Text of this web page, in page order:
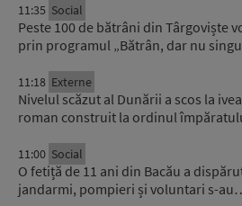
11:35 Social
Peste 100 de bătrâni din Târgoviște
prin programul „Bătrân, dar nu
11:18 Externe
Nivelul scăzut al Dunării a scos la
roman construit la ordinul
11:00 Social
O fetiță de 11 ani din Bacău a
jandarmi, pompieri și voluntari s-